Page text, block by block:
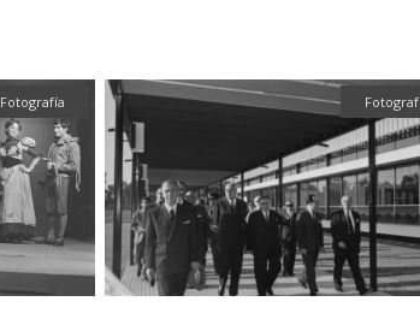
Fotografía Fotografía